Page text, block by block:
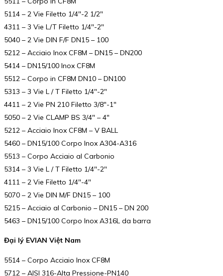
5114 – 2 Vie Filetto 1/4″-2 1/2″
4311 – 3 Vie L/T Filetto 1/4″-2″
5040 – 2 Vie DIN F/F DN15 – 100
5212 – Acciaio Inox CF8M – DN15 – DN200
5414 – DN15/100 Inox CF8M
5512 – Corpo in CF8M DN10 – DN100
5313 – 3 Vie L / T Filetto 1/4″-2″
4411 – 2 Vie PN 210 Filetto 3/8″-1″
5050 – 2 Vie CLAMP BS 3/4″ – 4″
5212 – Acciaio Inox CF8M – V BALL
5460 – DN15/100 Corpo Inox A304-A316
5513 – Corpo Acciaio al Carbonio
5314 – 3 Vie L / T Filetto 1/4″-2″
4111 – 2 Vie Filetto 1/4″-4″
5070 – 2 Vie DIN M/F DN15 – 100
5215 – Acciaio al Carbonio – DN15 – DN 200
5463 – DN15/100 Corpo Inox A316L da barra
Đại lý EVIAN Việt Nam
5514 – Corpo Acciaio Inox CF8M
5712 – AISI 316-Alta Pressione-PN140